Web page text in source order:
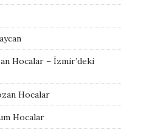
Hocalar – İzmir’deki
Hocalar
Hocalar